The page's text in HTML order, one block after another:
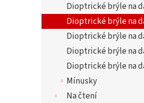
l
Dioptrické brýle na
Dioptrické brýle na
Dioptrické brýle na
Dioptrické brýle na
Dioptrické brýle na
Mínusky
Na čtení